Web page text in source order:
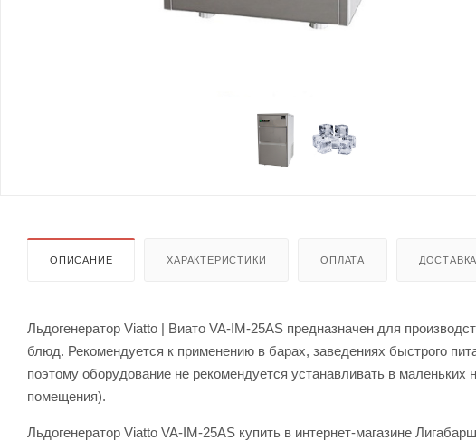
ОПИСАНИЕ ХАРАКТЕРИСТИКИ ОПЛАТА ДОСТАВКА
Льдогенератор Viatto | Виато VA-IM-25AS предназначен для
блюд. Рекомендуется к применению в барах, заведениях быстрого
поэтому оборудование не рекомендуется устанавливать в
помещения).
Льдогенератор Viatto VA-IM-25AS купить в интернет-магазине